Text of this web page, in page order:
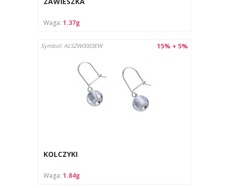
Chronić przed wilgocią i przechowywać w suchym miejscu.
Instrukcja pielęgnacji:
Przechowywać w osobnym woreczku lub pudełku, aby
Waga: 1.37g
15% + 5%
Symbol: ALSZW0003EW
KOLCZYKI
Waga: 1.84g